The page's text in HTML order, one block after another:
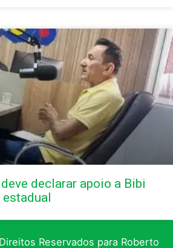
declarar apoio a Bibi
estadual
Reservados para Roberto